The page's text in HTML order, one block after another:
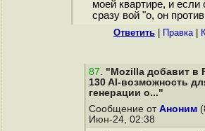
моей квартире, и
сразу вой "о, он
Ответить Правка|
87. "Mozilla добавит в
130 AI-возможность
генерации о..."
Сообщение от Аноним
Июн-24, 02:38